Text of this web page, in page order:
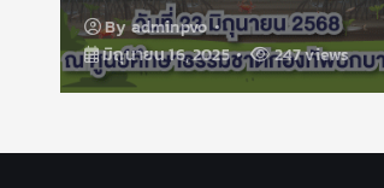
Byadminpvo
มิถุนายน 16, 2025
247 views